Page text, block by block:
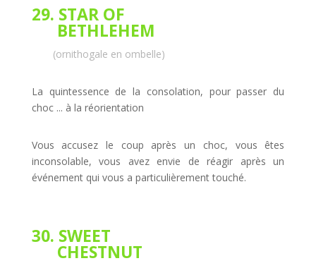
29. STAR OF
BETHLEHEM
(ornithogale en ombelle)
La quintessence de la consolation, pour passer du
choc ... à la réorientation
Vous accusez le coup après un choc, vous êtes
inconsolable, vous avez envie de réagir après un
événement qui vous a particulièrement touché.
30. SWEET
CHESTNUT